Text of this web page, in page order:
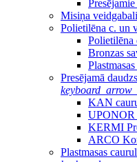
Misiņa
Polietilēna c. un
Polietilēna
Bronzas
Presējamā
KAN
UPONOR
KERMI
ARCO
Plastmasas